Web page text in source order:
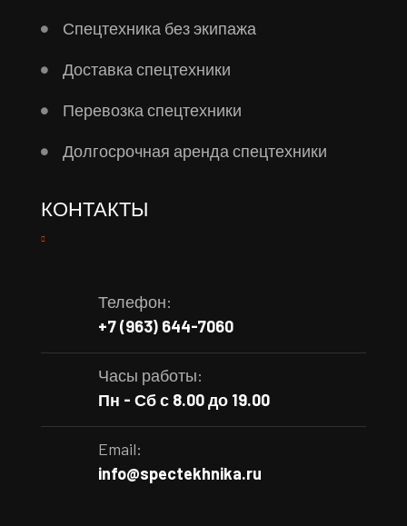
Спецтехника без экипажа
Доставка спецтехники
Перевозка спецтехники
Долгосрочная аренда спецтехники
КОНТАКТЫ
Телефон:
+7 (963) 644-7060
Часы работы:
Пн - Сб с 8.00 до 19.00
Email:
info@spectekhnika.ru